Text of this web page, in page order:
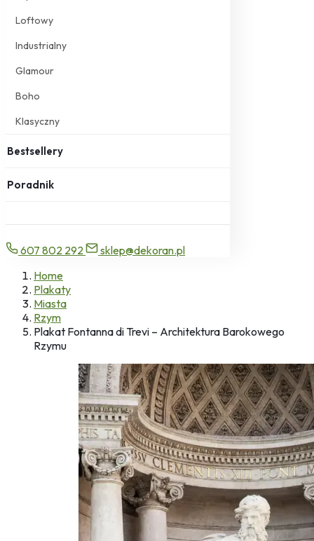
Loftowy
Industrialny
Glamour
Boho
Klasyczny
Bestsellery
Poradnik
607 802 292
sklep@dekoran.pl
Home
Plakaty
Miasta
Rzym
Plakat Fontanna di Trevi – Architektura Barokowego
Rzymu